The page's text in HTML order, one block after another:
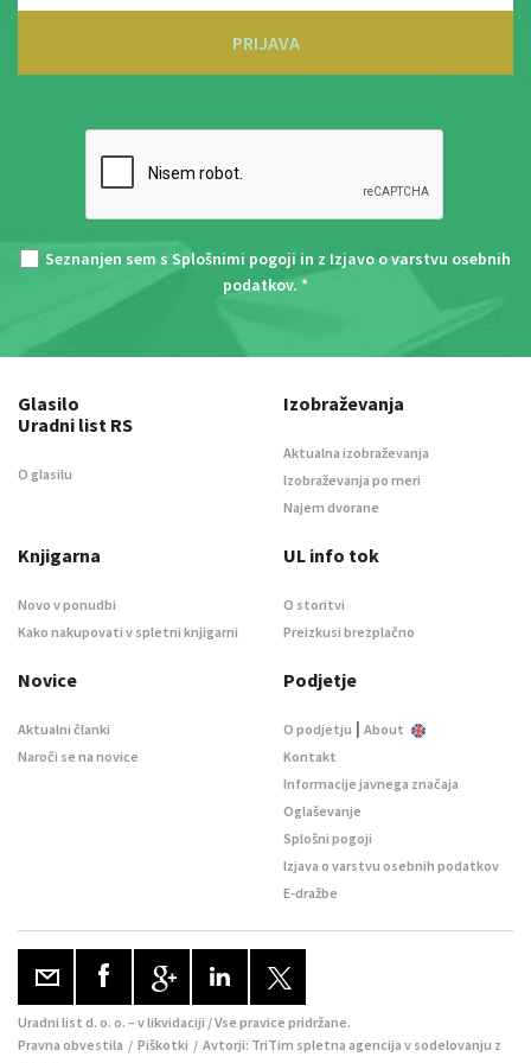
PRIJAVA
Seznanjen sem s Splošnimi pogoji in z Izjavo o varstvu osebnih
podatkov. *
Glasilo
Uradni list RS
O glasilu
Izobraževanja
Aktualna izobraževanja
Izobraževanja po meri
Najem dvorane
Knjigarna
Novo v ponudbi
Kako nakupovati v spletni knjigarni
UL info tok
O storitvi
Preizkusi brezplačno
Novice
Aktualni članki
Naroči se na novice
Podjetje
O podjetju | About
Kontakt
Informacije javnega značaja
Oglaševanje
Splošni pogoji
Izjava o varstvu osebnih podatkov
E-dražbe
Uradni list d. o. o. – v likvidaciji / Vse pravice pridržane.
Pravna obvestila / Piškotki / Avtorji: TriTim spletna agencija v sodelovanju z